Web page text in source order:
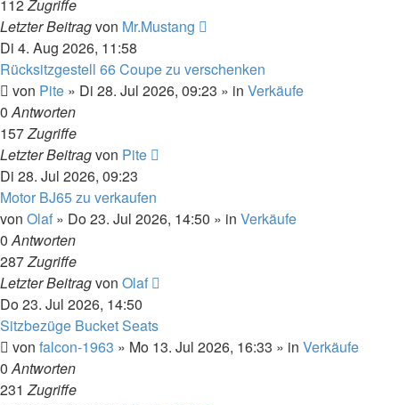
112Zugriffe
Letzter Beitragvon Mr.Mustang
Di 4. Aug 2026, 11:58
Rücksitzgestell 66 Coupe zu verschenken
von Pite » Di 28. Jul 2026, 09:23 » in Verkäufe
0Antworten
157Zugriffe
Letzter Beitragvon Pite
Di 28. Jul 2026, 09:23
Motor BJ65 zu verkaufen
von Olaf » Do 23. Jul 2026, 14:50 » in Verkäufe
0Antworten
287Zugriffe
Letzter Beitragvon Olaf
Do 23. Jul 2026, 14:50
Sitzbezüge Bucket Seats
von falcon-1963 » Mo 13. Jul 2026, 16:33 » in Verkäufe
0Antworten
231Zugriffe